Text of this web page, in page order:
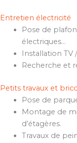
Entretien électricité
Pose de
électriques…
Installation
Recherche et
Petits travaux et
Pose de
Montage de
d’étagères.
Travaux de